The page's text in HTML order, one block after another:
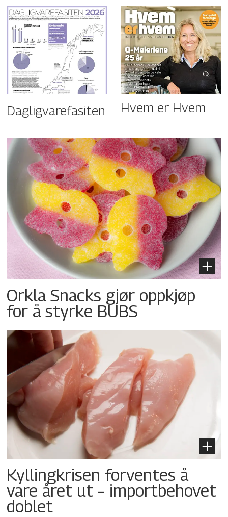
Dagligvarefasiten Hvem er Hvem
Orkla Snacks gjør oppkjøp
for å styrke BUBS
Kyllingkrisen forventes å
vare året ut – importbehovet
doblet